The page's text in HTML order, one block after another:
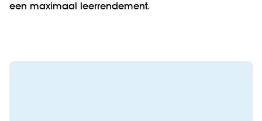
een maximaal leerrendement.